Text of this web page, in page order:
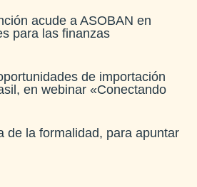
acude a ASOBAN en
para las finanzas
de importación
en webinar «Conectando
de la formalidad, para apuntar